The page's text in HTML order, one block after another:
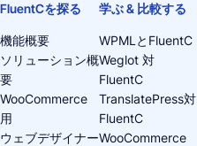
FluentCを探る
機能概要
ソリューション概
要
WooCommerce
用
ウェブデザイナー
学ぶ & 比較する
WPMLとFluentC
Weglot 対
FluentC
TranslatePress対
FluentC
WooCommerce